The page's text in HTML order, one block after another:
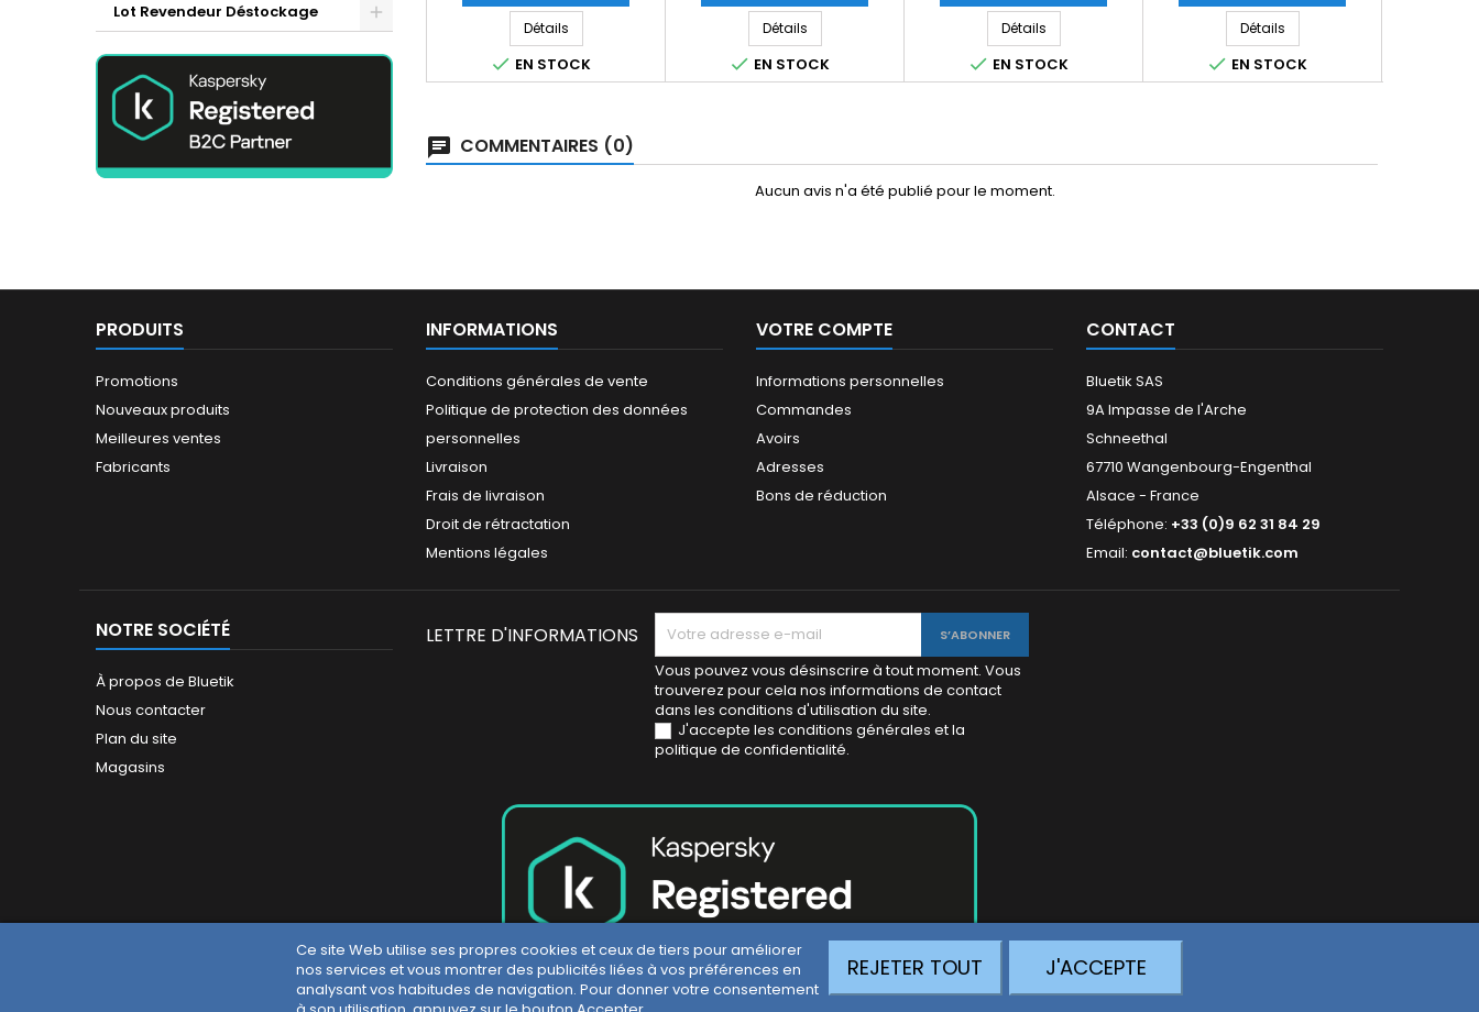
Lot Revendeur Déstockage
Détails
 EN STOCK
Détails
 EN STOCK
Détails
 EN STOCK
Détails
 EN STOCK
COMMENTAIRES (0)
Aucun avis n'a été publié pour le moment.
PRODUITS
Promotions
Nouveaux produits
Meilleures ventes
Fabricants
INFORMATIONS
Conditions générales de vente
Politique de protection des données
personnelles
Livraison
Frais de livraison
Droit de rétractation
Mentions légales
VOTRE COMPTE
Informations personnelles
Commandes
Avoirs
Adresses
Bons de réduction
CONTACT
Bluetik SAS
9A Impasse de l'Arche
Schneethal
67710 Wangenbourg-Engenthal
Alsace - France
Téléphone: +33 (0)9 62 31 84 29
Email: contact@bluetik.com
Ce site Web utilise ses propres cookies et ceux de tiers pour améliorer
nos services et vous montrer des publicités liées à vos préférences en
analysant vos habitudes de navigation. Pour donner votre consentement
REJETER TOUT J'ACCEPTE
NOTRE SOCIÉTÉ
À propos de Bluetik
Nous contacter
Plan du site
Magasins
LETTRE D'INFORMATIONS
Vous pouvez vous désinscrire à tout moment. Vous
trouverez pour cela nos informations de contact
dans les conditions d'utilisation du site.
J'accepte les conditions générales et la
politique de confidentialité.